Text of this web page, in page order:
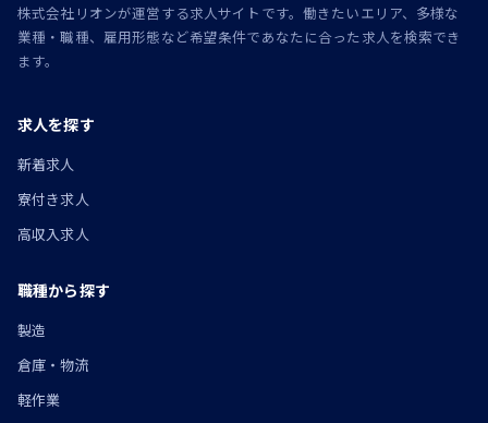
株式会社リオンが運営する求人サイトです。働きたいエリア、多様な
業種・職種、雇用形態など希望条件であなたに合った求人を検索でき
ます。
求人を探す
新着求人
寮付き求人
高収入求人
職種から探す
製造
倉庫・物流
軽作業